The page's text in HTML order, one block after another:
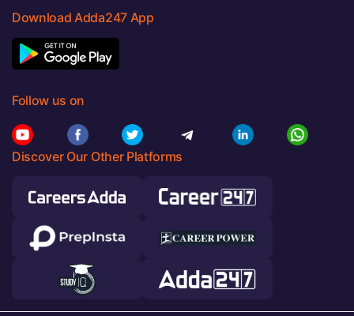
Download Adda247 App
Follow us on
Discover Our Other Platforms